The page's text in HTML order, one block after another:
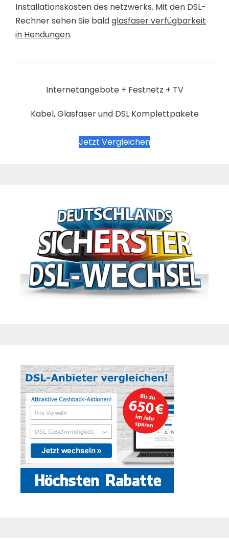
Installationskosten des netzwerks. Mit den DSL-
Rechner sehen Sie baldglasfaser verfügbarkeit
in Hendungen.
Internetangebote + Festnetz + TV
Kabel, Glasfaser und DSL Komplettpakete
Jetzt Vergleichen